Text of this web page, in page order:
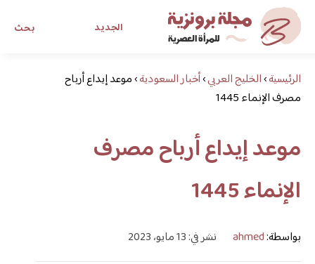
بحث الجديد
مجلة برونزية للفتاة العصرية
ابحث عن أي موضوع يهمك
الرئيسية›الخليج العربي›أخبار السعودية›موعد إيداع أرباح
مصرف الإنماء 1445
موعد إيداع أرباح مصرف
الإنماء 1445
بواسطة:ahmed نشر في: 13 مايو، 2023